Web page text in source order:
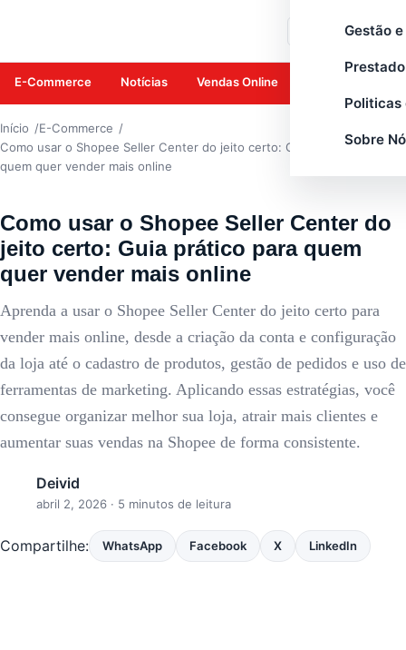
Gestão
Politicas
Sobre
E-Commerce Notícias Vendas Online
Início
E-Commerce
Como usar o Shopee Seller Center do jeito certo: Guia prático para
quem quer vender mais online
Como usar o Shopee Seller Center do
jeito certo: Guia prático para quem
quer vender mais online
Aprenda a usar o Shopee Seller Center do jeito certo para
vender mais online, desde a criação da conta e configuração
da loja até o cadastro de produtos, gestão de pedidos e uso de
ferramentas de marketing. Aplicando essas estratégias, você
consegue organizar melhor sua loja, atrair mais clientes e
aumentar suas vendas na Shopee de forma consistente.
Deivid
abril 2, 2026 · 5 minutos de leitura
Compartilhe: WhatsApp Facebook X LinkedIn